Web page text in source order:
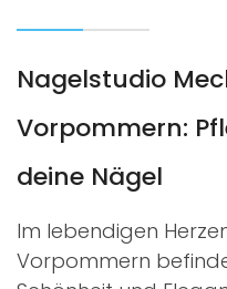
Nagelstudio
Vorpommern:
deine Nägel
Im lebendigen
Vorpommern